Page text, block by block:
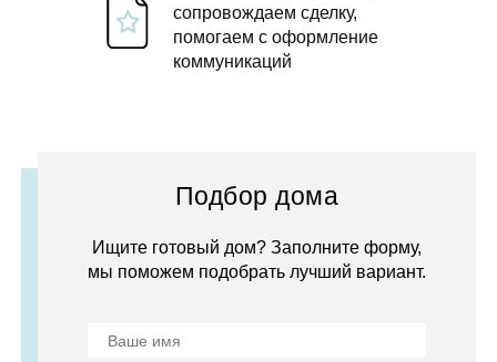
сопровождаем сделку,
помогаем с оформление
коммуникаций
Подбор дома
Ищите готовый дом? Заполните форму,
мы поможем подобрать лучший вариант.